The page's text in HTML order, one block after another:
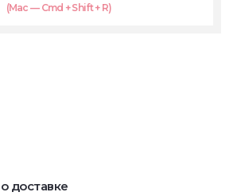
(Mac — Cmd + Shift + R)
доставке